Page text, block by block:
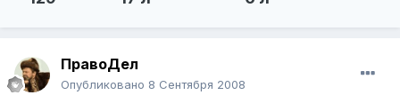
ПравоДел
Опубликовано 8 Сентября 2008